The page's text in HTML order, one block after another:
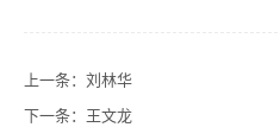
上一条： 刘林华
下一条： 王文龙